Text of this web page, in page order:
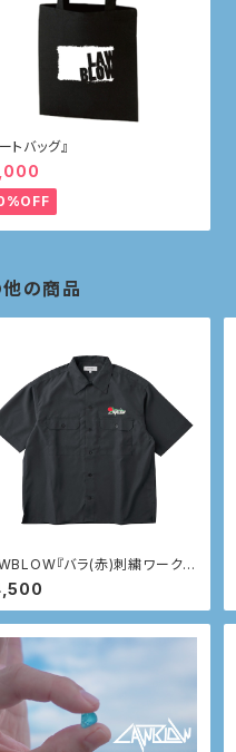
トバッグ』
の商品
『バラ(赤)刺繍ワークシ